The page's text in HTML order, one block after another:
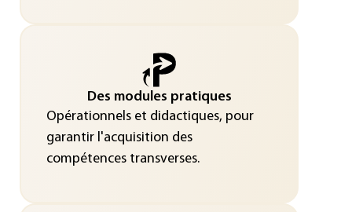
Des modules pratiques
Opérationnels et didactiques, pour
garantir l'acquisition des
compétences transverses.